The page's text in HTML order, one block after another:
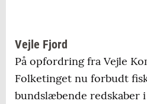
Vejle Fjord
På opfordring fra Vejle
Folketinget nu forbudt
bundslæbende redskaber